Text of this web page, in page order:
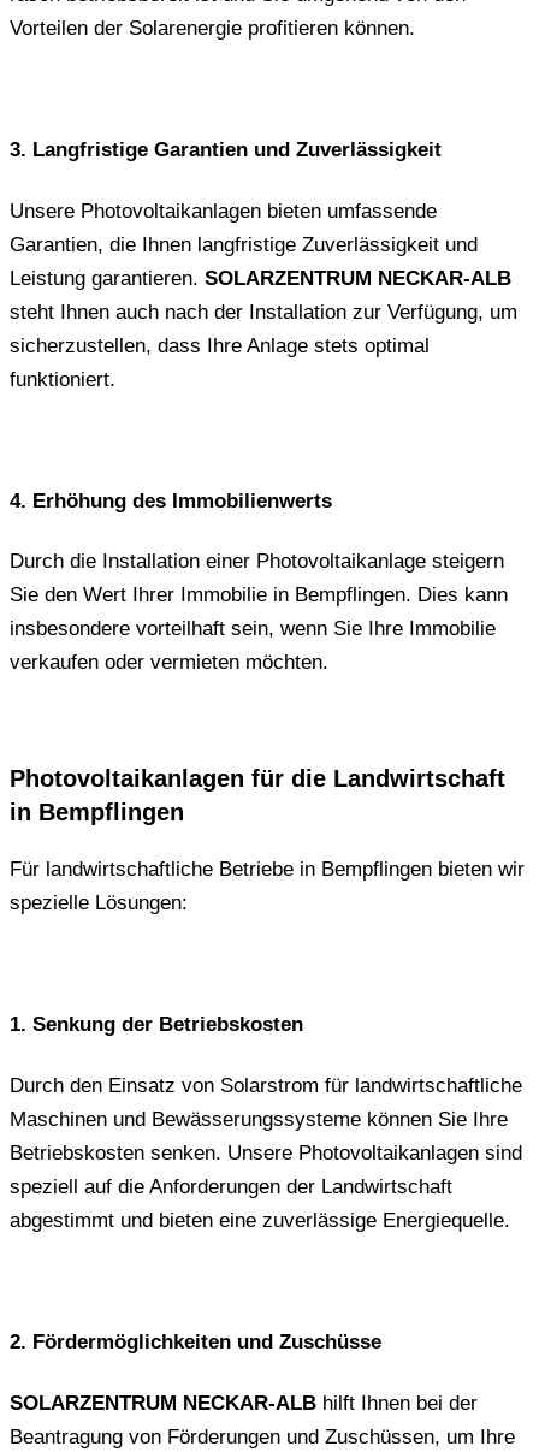
Vorteilen der Solarenergie profitieren können.
3. Langfristige Garantien und Zuverlässigkeit
Unsere Photovoltaikanlagen bieten umfassende
Garantien, die Ihnen langfristige Zuverlässigkeit und
Leistung garantieren. SOLARZENTRUM NECKAR-ALB
steht Ihnen auch nach der Installation zur Verfügung, um
sicherzustellen, dass Ihre Anlage stets optimal
funktioniert.
4. Erhöhung des Immobilienwerts
Durch die Installation einer Photovoltaikanlage steigern
Sie den Wert Ihrer Immobilie in Bempflingen. Dies kann
insbesondere vorteilhaft sein, wenn Sie Ihre Immobilie
verkaufen oder vermieten möchten.
Photovoltaikanlagen für die Landwirtschaft
in Bempflingen
Für landwirtschaftliche Betriebe in Bempflingen bieten wir
spezielle Lösungen:
1. Senkung der Betriebskosten
Durch den Einsatz von Solarstrom für landwirtschaftliche
Maschinen und Bewässerungssysteme können Sie Ihre
Betriebskosten senken. Unsere Photovoltaikanlagen sind
speziell auf die Anforderungen der Landwirtschaft
abgestimmt und bieten eine zuverlässige Energiequelle.
2. Fördermöglichkeiten und Zuschüsse
SOLARZENTRUM NECKAR-ALB hilft Ihnen bei der
Beantragung von Förderungen und Zuschüssen, um Ihre